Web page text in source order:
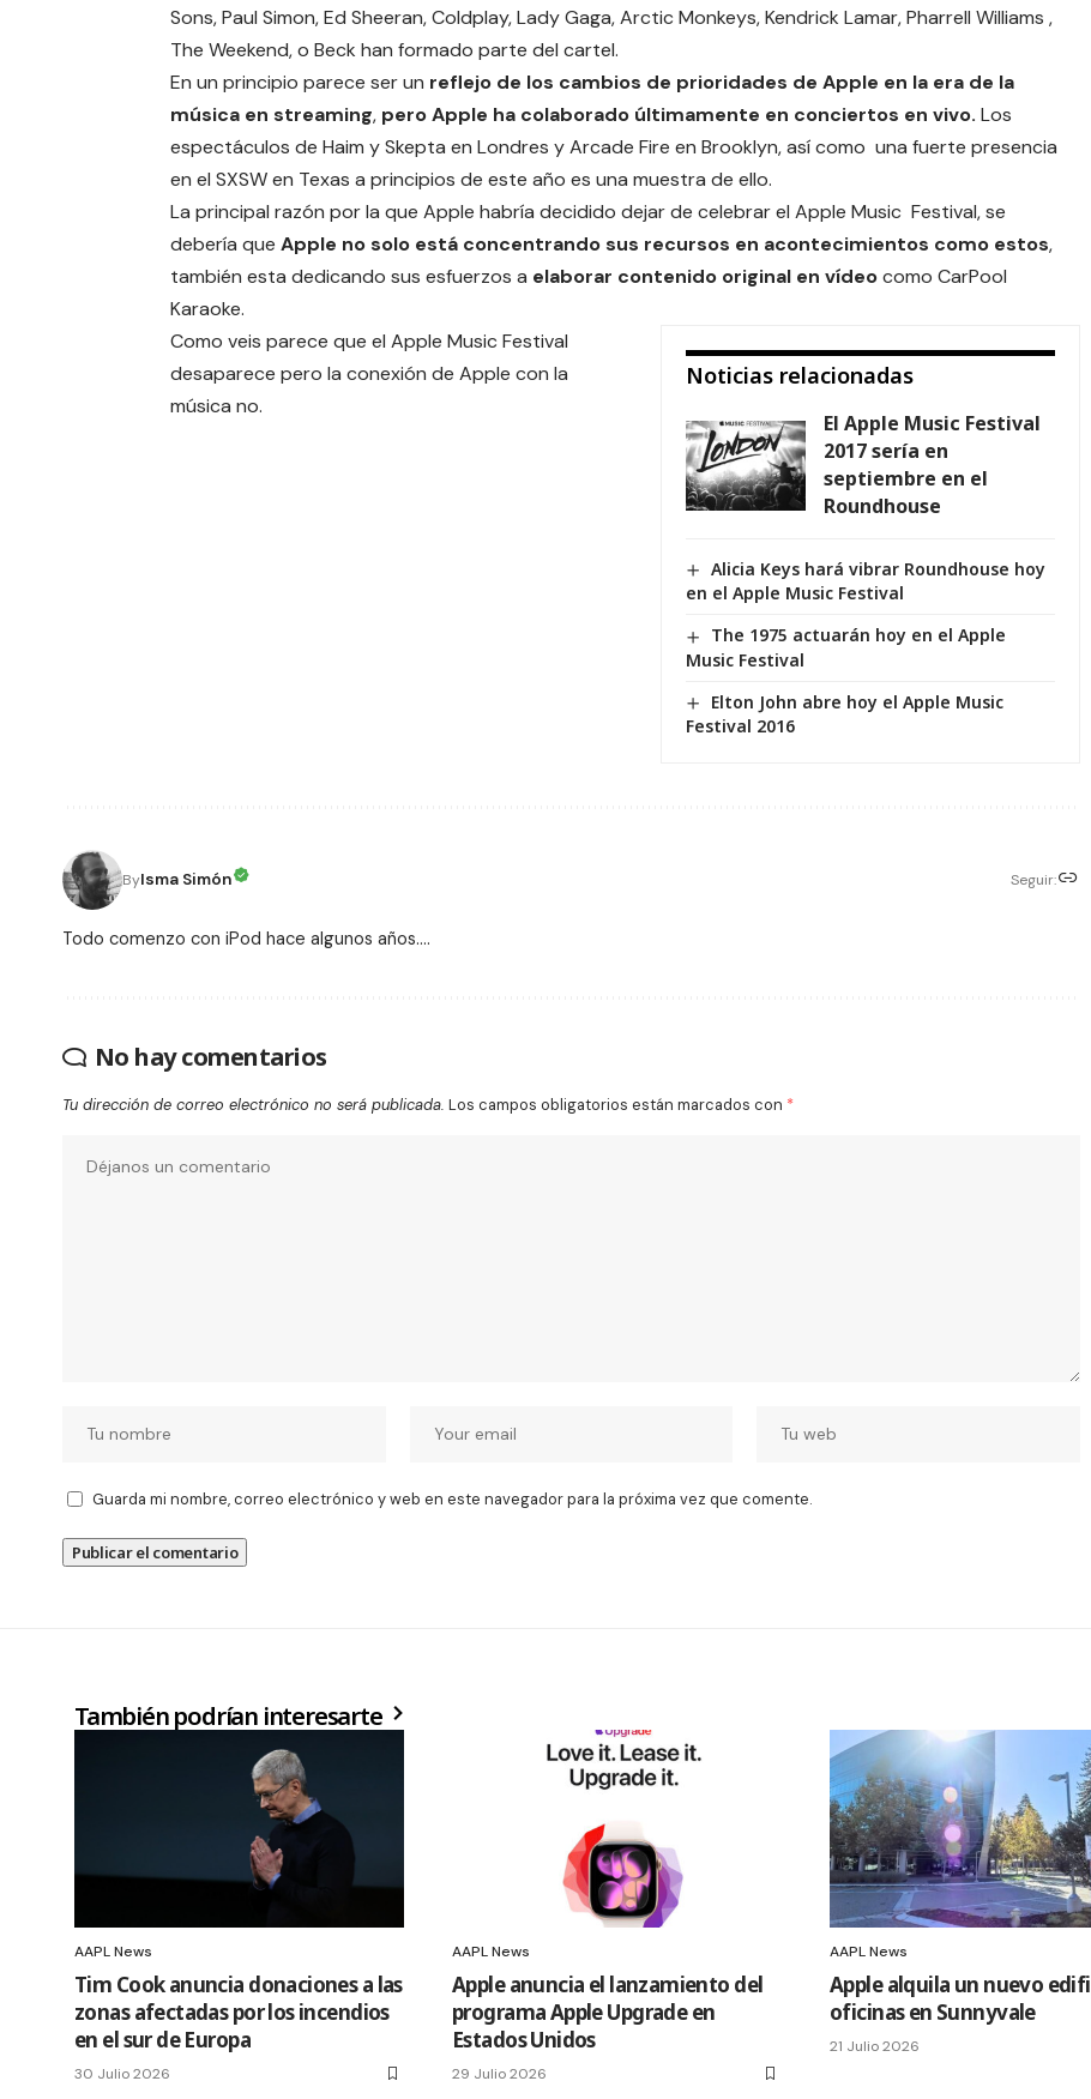
Sons, Paul Simon, Ed Sheeran, Coldplay, Lady Gaga, Arctic Monkeys, Kendrick Lamar, Pharrell Williams ,
The Weekend, o Beck han formado parte del cartel.
En un principio parece ser un reflejo de los cambios de prioridades de Apple en la era de la
música en streaming, pero Apple ha colaborado últimamente en conciertos en vivo. Los
espectáculos de Haim y Skepta en Londres y Arcade Fire en Brooklyn, así como una fuerte presencia
en el SXSW en Texas a principios de este año es una muestra de ello.
La principal razón por la que Apple habría decidido dejar de celebrar el Apple Music Festival, se
debería que Apple no solo está concentrando sus recursos en acontecimientos como estos,
también esta dedicando sus esfuerzos a elaborar contenido original en vídeocomo CarPool
Karaoke.
Noticias relacionadas
El Apple Music Festival
2017 sería en
septiembre en el
Roundhouse
Alicia Keys hará vibrar Roundhouse hoy
en el Apple Music Festival
The 1975 actuarán hoy en el Apple
Music Festival
Elton John abre hoy el Apple Music
Festival 2016
Como veis parece que el Apple Music Festival
desaparece pero la conexión de Apple con la
música no.
ByIsma Simón Seguir:
Todo comenzo con iPod hace algunos años....
No hay comentarios
Tu dirección de correo electrónico no será publicada. Los campos obligatorios están marcados con *
Guarda mi nombre, correo electrónico y web en este navegador para la próxima vez que comente.
También podrían interesarte
AAPL News
Tim Cook anuncia donaciones a las
zonas afectadas por los incendios
en el sur de Europa
30 Julio 2026
AAPL News
Apple anuncia el lanzamiento del
programa Apple Upgrade en
Estados Unidos
29 Julio 2026
AAPL News
Apple alquila un nuevo
oficinas en Sunnyvale
21 Julio 2026